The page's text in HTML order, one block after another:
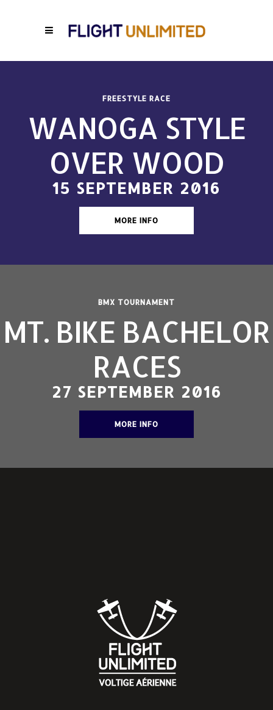
FREESTYLE RACE
WANOGA STYLE
OVER WOOD
15 SEPTEMBER 2016
MORE INFO
BMX TOURNAMENT
MT. BIKE BACHELOR
RACES
27 SEPTEMBER 2016
MORE INFO